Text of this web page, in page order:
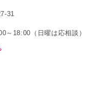
31
～18:00（日曜は応相談）